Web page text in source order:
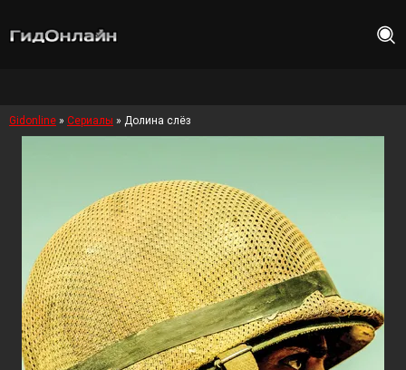
Gidonline » Сериалы » Долина слёз